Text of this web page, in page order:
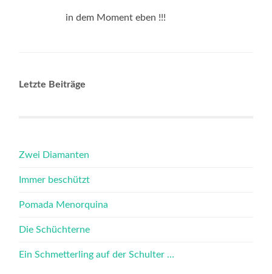
in dem Moment eben !!!
Letzte Beiträge
Zwei Diamanten
Immer beschützt
Pomada Menorquina
Die Schüchterne
Ein Schmetterling auf der Schulter …